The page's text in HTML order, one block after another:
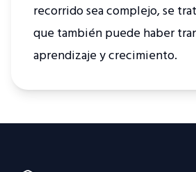
recorrido sea complejo, se
que también puede haber
aprendizaje y crecimiento.